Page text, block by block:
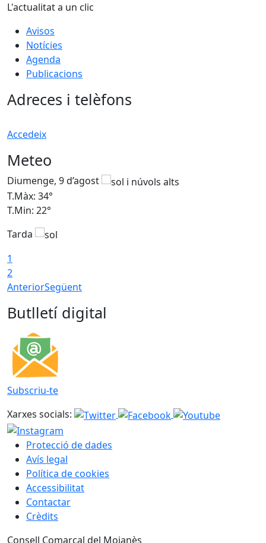
L'actualitat a un clic
Avisos
Notícies
Agenda
Publicacions
Adreces i telèfons
Accedeix
Meteo
Diumenge, 9 d’agost
T.Màx: 34°
T.Min: 22°
Tarda
1
2
AnteriorSegüent
Butlletí digital
Subscriu-te
Xarxes socials:
Protecció de dades
Avís legal
Política de cookies
Accessibilitat
Contactar
Crèdits
Consell Comarcal del Moianès